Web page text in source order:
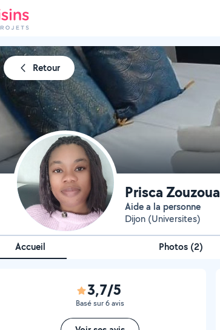
Retour
Prisca Zouzoua
Aide a la personne
Dijon (Universites)
Accueil Photos (2)
3,7/5
Basé sur 6 avis